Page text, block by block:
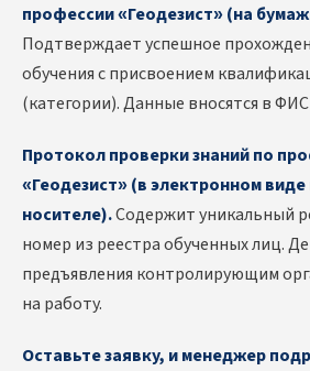
профессии «Геодезист» (на
Подтверждает успешное
обучения с присвоением
(категории). Данные вносятся в
Протокол проверки знаний по
«Геодезист» (в электронном
носителе).Содержит уникальный
номер из реестра обученных лиц.
предъявления контролирующим
на работу.
Оставьте заявку, и менеджер